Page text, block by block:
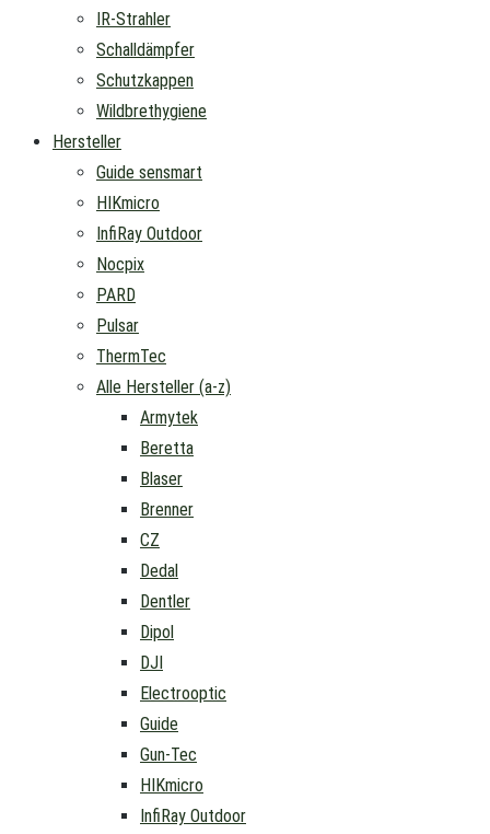
IR-Strahler
Schalldämpfer
Schutzkappen
Wildbrethygiene
Hersteller
Guide sensmart
HIKmicro
InfiRay Outdoor
Nocpix
PARD
Pulsar
ThermTec
Alle Hersteller (a-z)
Armytek
Beretta
Blaser
Brenner
CZ
Dedal
Dentler
Dipol
DJI
Electrooptic
Guide
Gun-Tec
HIKmicro
InfiRay Outdoor